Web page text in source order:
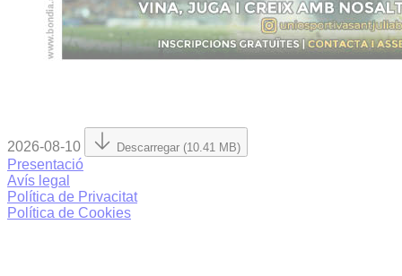
2026-08-10 Descarregar (10.41 MB)
Presentació
Avís legal
Política de Privacitat
Política de Cookies